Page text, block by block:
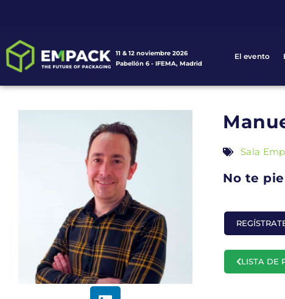
11 & 12 noviembre 2026
Pabellón 6 - IFEMA, Madrid
El evento
Sala
No te
LISTA DE